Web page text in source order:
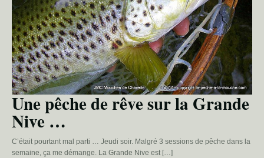
Une pêche de rêve sur la Grande
Nive …
C’était pourtant mal parti … Jeudi soir. Malgré 3 sessions de pêche dans la
semaine, ça me démange. La Grande Nive est […]